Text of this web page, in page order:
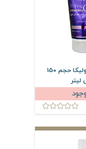
ژل مو قوی فولیکا حجم 150
لیتر